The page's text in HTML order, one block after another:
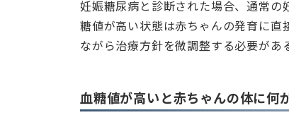
妊娠糖尿病と診断された場合、通常の
糖値が高い状態は赤ちゃんの発育に
ながら治療方針を微調整する必要があ
血糖値が高いと赤ちゃんの体に何